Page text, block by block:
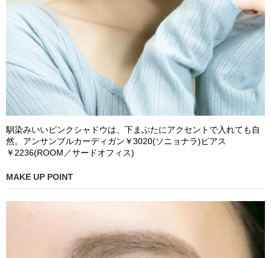
馴染みいいピンクシャドウは、下まぶたにアクセントで入れても自
然。アンサンブルカーディガン￥3020(ソニョナラ)ピアス
￥2236(ROOM／サードオフィス)
MAKE UP POINT